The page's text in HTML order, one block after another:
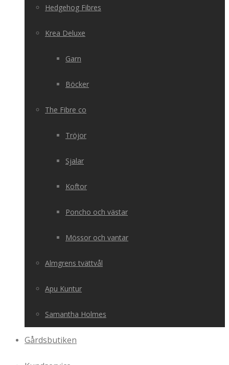
Hedgehog Fibres
Krea Deluxe
Garn
Böcker
The Fibre co
Tröjor
Sjalar
Koftor
Poncho och västar
Mössor och vantar
Almgrens tvättvål
Apu Kuntur
Samantha Holmes
Gårdsbutiken